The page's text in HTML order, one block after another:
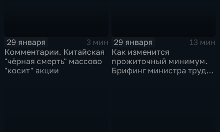
29 января
3 мин
Комментарии. Китайская
"чёрная смерть" массово
"косит" акции
29 января
13 мин
Как изменится
прожиточный минимум.
Брифинг министра труда